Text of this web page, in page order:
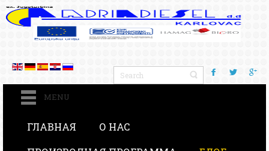
MENU
ГЛАВНАЯ
О НАС